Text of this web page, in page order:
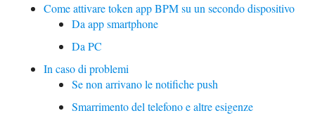
Come attivare token app BPM su un secondo dispositivo
Da app smartphone
Da PC
In caso di problemi
Se non arrivano le notifiche push
Smarrimento del telefono e altre esigenze